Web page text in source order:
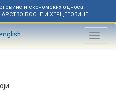
и економских односа
БОСНЕ И ХЕРЦЕГОВИНЕ
Toggle